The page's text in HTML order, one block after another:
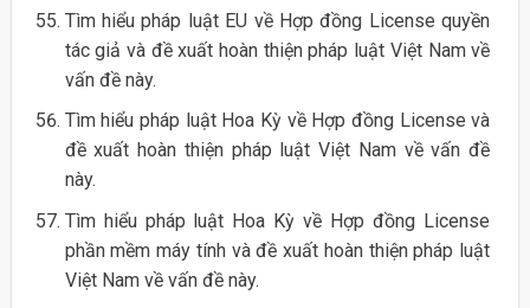
Tìm hiểu pháp luật EU về Hợp đồng License quyền
tác giả và đề xuất hoàn thiện pháp luật Việt Nam về
vấn đề này.
Tìm hiểu pháp luật Hoa Kỳ về Hợp đồng License và
đề xuất hoàn thiện pháp luật Việt Nam về vấn đề
này.
Tìm hiểu pháp luật Hoa Kỳ về Hợp đồng License
phần mềm máy tính và đề xuất hoàn thiện pháp luật
Việt Nam về vấn đề này.